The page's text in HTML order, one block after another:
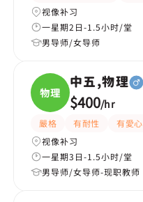
视像补习
一星期2日-1.5小时/堂
男导师/女导师
物理
中五,物理
$400/hr
嚴格 有耐性 有愛心
视像补习
一星期3日-1.5小时/堂
男导师/女导师-现职教师